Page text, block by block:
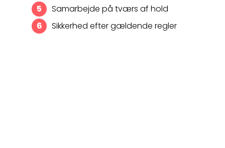
Samarbejde på tværs af hold
Sikkerhed efter gældende regler